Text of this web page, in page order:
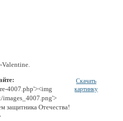
Valentine.
4007.php'><img
защитника Отечества!
Скачать
картинку